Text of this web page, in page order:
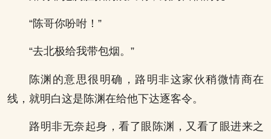
“陈哥你吩咐！”
“去北极给我带包烟。”
陈渊的意思很明确，路明非这家伙稍微情商在
线，就明白这是陈渊在给他下达逐客令。
路明非无奈起身，看了眼陈渊，又看了眼进来之